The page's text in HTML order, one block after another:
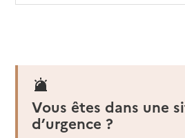
Vous êtes dans une
d’urgence ?